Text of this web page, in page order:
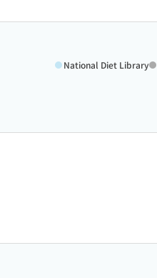
National Diet Library